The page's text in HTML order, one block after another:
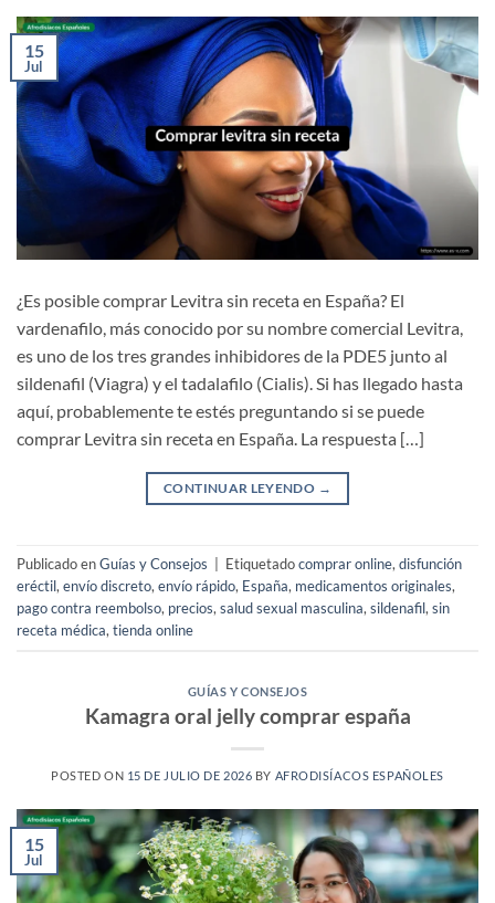
15
Jul
¿Es posible comprar Levitra sin receta en España? El
vardenafilo, más conocido por su nombre comercial Levitra,
es uno de los tres grandes inhibidores de la PDE5 junto al
sildenafil (Viagra) y el tadalafilo (Cialis). Si has llegado hasta
aquí, probablemente te estés preguntando si se puede
comprar Levitra sin receta en España. La respuesta […]
CONTINUAR LEYENDO →
Publicado enGuías y Consejos Etiquetadocomprar online, disfunción
eréctil, envío discreto, envío rápido, España, medicamentos originales,
pago contra reembolso, precios, salud sexual masculina, sildenafil, sin
receta médica, tienda online
GUÍAS Y CONSEJOS
Kamagra oral jelly comprar españa
POSTED ON 15 DE JULIO DE 2026 BY AFRODISÍACOS ESPAÑOLES
15
Jul